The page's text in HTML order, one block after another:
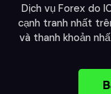
Dịch vụ Forex do
cạnh tranh nhất
và thanh khoản